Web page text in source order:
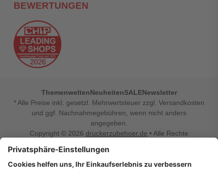
BEWERTUNGEN
ThemenweltenNeuheitenSALENewsletter
* Alle Preise inkl. gesetzl. Mehrwertsteuer zzgl. Versandkosten
und ggf. Nachnahmegebühren, wenn nicht anders
angegeben.
Copyright © 2026 druckerzubehoer.de • Alle Rechte
Vertrag widerrufen
Druckerzubehoer.de – preiswerte Qualität für Ihr Office